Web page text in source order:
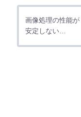
画像処理の性能が
安定しない…